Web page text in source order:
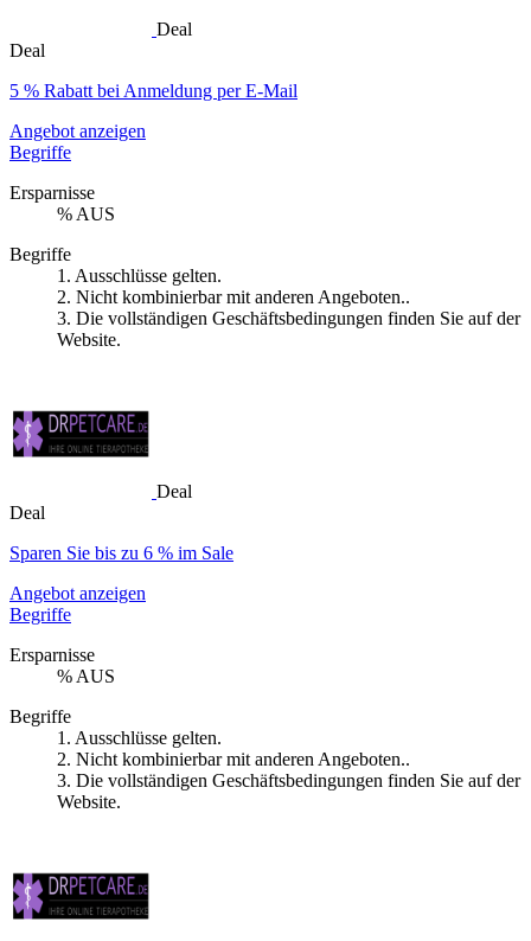
Deal
Deal
5 % Rabatt bei Anmeldung per E-Mail
Angebot anzeigen
Begriffe
Ersparnisse
% AUS
Begriffe
1. Ausschlüsse gelten.
2. Nicht kombinierbar mit anderen Angeboten..
3. Die vollständigen Geschäftsbedingungen finden Sie auf der
Website.
Deal
Deal
Sparen Sie bis zu 6 % im Sale
Angebot anzeigen
Begriffe
Ersparnisse
% AUS
Begriffe
1. Ausschlüsse gelten.
2. Nicht kombinierbar mit anderen Angeboten..
3. Die vollständigen Geschäftsbedingungen finden Sie auf der
Website.